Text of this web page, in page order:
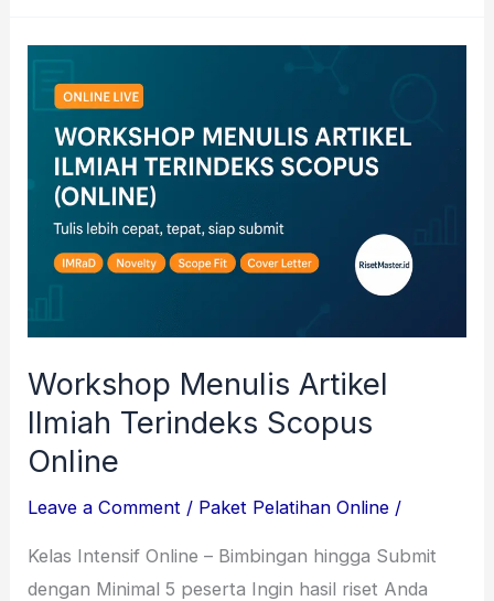
Workshop Menulis Artikel
Ilmiah Terindeks Scopus
Online
Leave a Comment / Paket Pelatihan Online /
Kelas Intensif Online – Bimbingan hingga Submit
dengan Minimal 5 peserta Ingin hasil riset Anda
Menulis
Artikel
Ilmiah
Terindeks
Scopus
Online